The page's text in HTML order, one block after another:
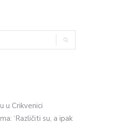
u Crikvenici
‘Različiti su, a ipak